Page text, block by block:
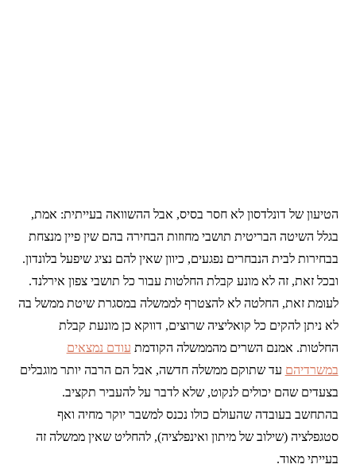
הטיעון של דונלדסון לא חסר בסיס, אבל ההשוואה בעייתית: אמת,
בגלל השיטה הבריטית תושבי מחוזות הבחירה בהם שין פיין מנצחת
בבחירות לבית הנבחרים נפגעים, כיוון שאין להם נציג שיפעל בלונדון.
ובכל זאת, זה לא מונע קבלת החלטות עבור כל תושבי צפון אירלנד.
לעומת זאת, החלטה לא להצטרף לממשלה במסגרת שיטת ממשל בה
לא ניתן להקים כל קואליציה שרוצים, דווקא כן מונעת קבלת
החלטות. אמנם השרים מהממשלה הקודמת עודם נמצאים
במשרדיהם עד שתוקם ממשלה חדשה, אבל הם הרבה יותר מוגבלים
בצעדים שהם יכולים לנקוט, שלא לדבר על להעביר תקציב.
בהתחשב בעובדה שהעולם כולו נכנס למשבר יוקר מחיה ואף
סטגפלציה (שילוב של מיתון ואינפלציה), להחליט שאין ממשלה זה
בעייתי מאוד.